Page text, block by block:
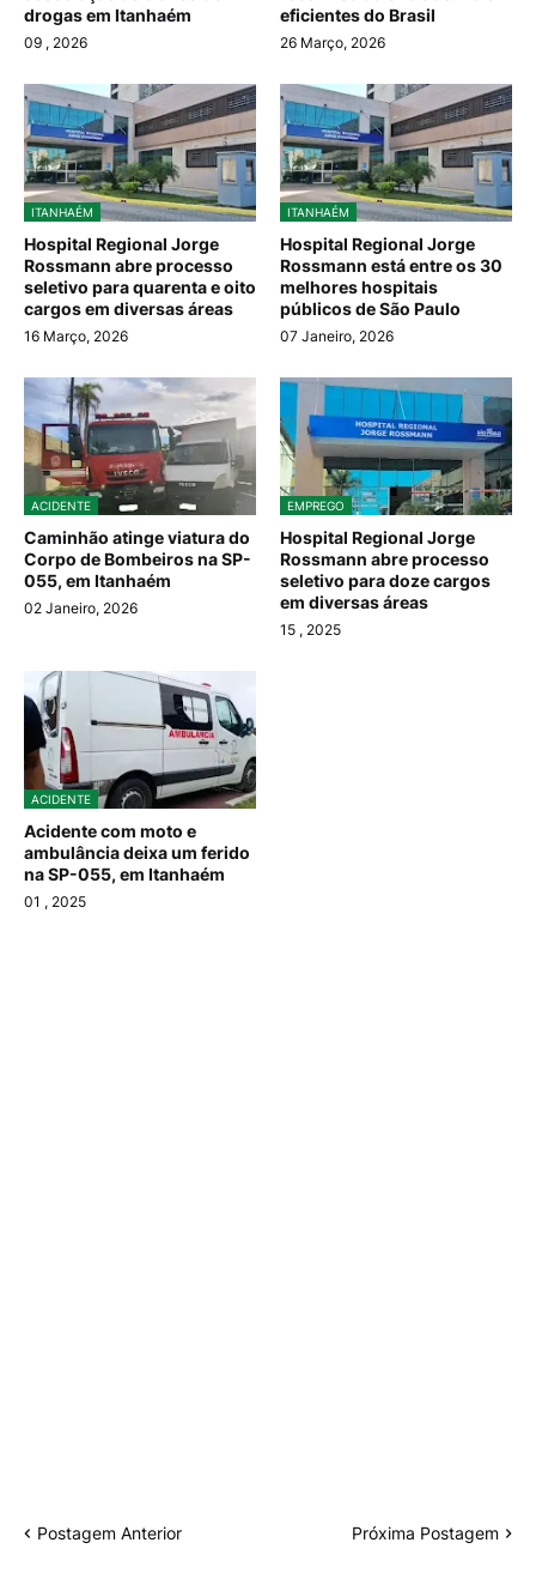
drogas em Itanhaém
09 , 2026
eficientes do Brasil
26 Março, 2026
ITANHAÉM
Hospital Regional Jorge
Rossmann abre processo
seletivo para quarenta e oito
cargos em diversas áreas
16 Março, 2026
ITANHAÉM
Hospital Regional Jorge
Rossmann está entre os 30
melhores hospitais
públicos de São Paulo
07 Janeiro, 2026
ACIDENTE
Caminhão atinge viatura do
Corpo de Bombeiros na SP-
055, em Itanhaém
02 Janeiro, 2026
EMPREGO
Hospital Regional Jorge
Rossmann abre processo
seletivo para doze cargos
em diversas áreas
15 , 2025
ACIDENTE
Acidente com moto e
ambulância deixa um ferido
na SP-055, em Itanhaém
01 , 2025
Postagem Anterior Próxima Postagem